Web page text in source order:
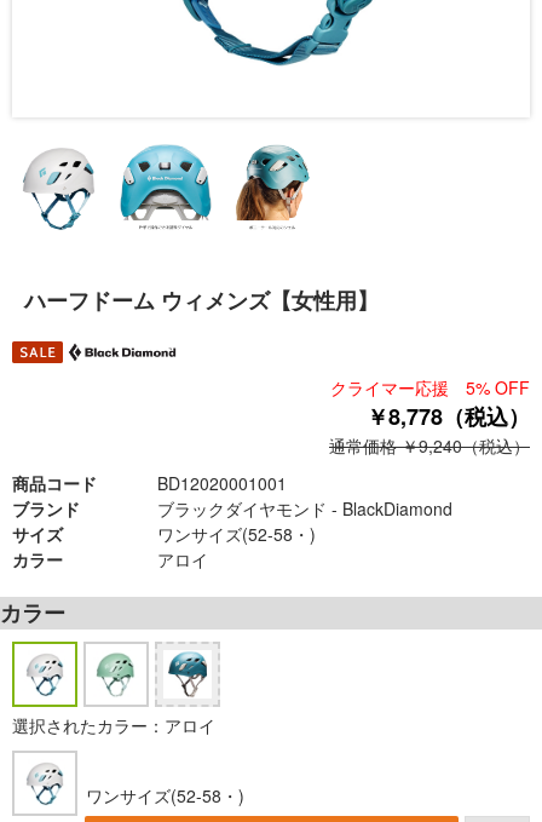
ハーフドーム ウィメンズ【女性用】
クライマー応援 5% OFF
￥8,778（税込）
通常価格 ￥9,240（税込）
商品コード
BD12020001001
ブランド
ブラックダイヤモンド - BlackDiamond
サイズ
ワンサイズ(52-58・)
カラー
アロイ
カラー
選択されたカラー：アロイ
ワンサイズ(52-58・)